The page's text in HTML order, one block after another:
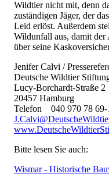
Wildtier nicht mit, denn
zuständigen Jäger, der
Leid erlöst. Außerdem
Wildunfall aus, damit der
über seine
Jenifer Calvi /
Deutsche Wildtier
Lucy-Borchardt-Straße 2
20457 Hamburg
Telefon 040 970 78 69-
Bitte lesen Sie auch:
Wismar - Historische